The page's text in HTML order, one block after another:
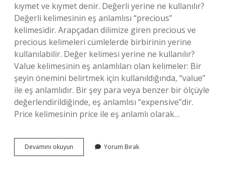
kıymet ve kıymet denir. Değerli yerine ne kullanılır?
Değerli kelimesinin eş anlamlısı “precious”
kelimesidir. Arapçadan dilimize giren precious ve
precious kelimeleri cümlelerde birbirinin yerine
kullanılabilir. Değer kelimesi yerine ne kullanılır?
Value kelimesinin eş anlamlıları olan kelimeler: Bir
şeyin önemini belirtmek için kullanıldığında, “value”
ile eş anlamlıdır. Bir şey para veya benzer bir ölçüyle
değerlendirildiğinde, eş anlamlısı “expensive”dir.
Price kelimesinin price ile eş anlamlı olarak…
Devamını okuyun
Yerine
Yorum Bırak